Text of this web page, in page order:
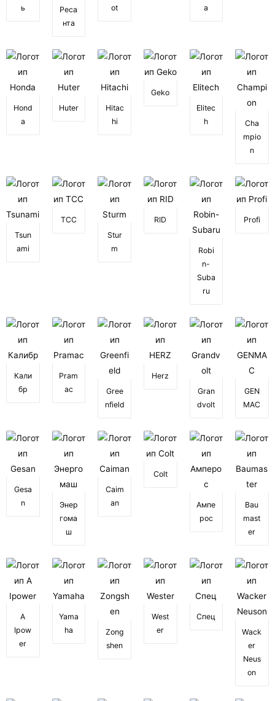
ь
Реса
нта
ot
a
Hond
a
Huter
Hitac
hi
Geko
Elitec
h
Cha
mpio
n
Tsun
ami
ТСС
Stur
m
RID
Robi
n-
Suba
ru
Profi
Кали
бр
Pram
ac
Gree
nfield
Herz
Gran
dvolt
GEN
MAC
Gesa
n
Энер
гома
ш
Caim
an
Colt
Ампе
рос
Bau
mast
er
A
Ipow
er
Yama
ha
Zong
shen
West
er
Спец
Wack
er
Neus
on